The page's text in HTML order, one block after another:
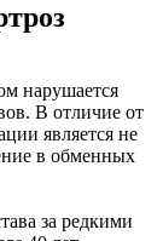
нарушается
В отличие от
является не
в обменных
за редкими